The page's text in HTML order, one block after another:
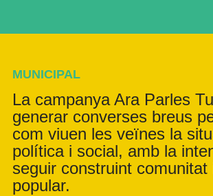
MUNICIPAL
La campanya Ara Parles
generar converses breus
com viuen les veïnes la
política i social, amb la
seguir construint comunitat
popular.